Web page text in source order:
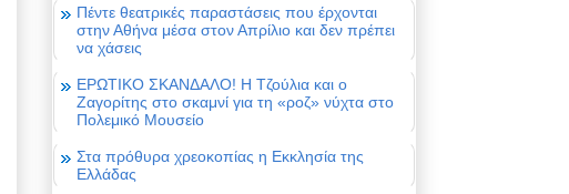
Πέντε θεατρικές παραστάσεις που έρχονται
στην Αθήνα μέσα στον Απρίλιο και δεν πρέπει
να χάσεις
ΕΡΩΤΙΚΟ ΣΚΑΝΔΑΛΟ! Η Τζούλια και ο
Ζαγορίτης στο σκαμνί για τη «ροζ» νύχτα στο
Πολεμικό Μουσείο
Στα πρόθυρα χρεοκοπίας η Εκκλησία της
Ελλάδας